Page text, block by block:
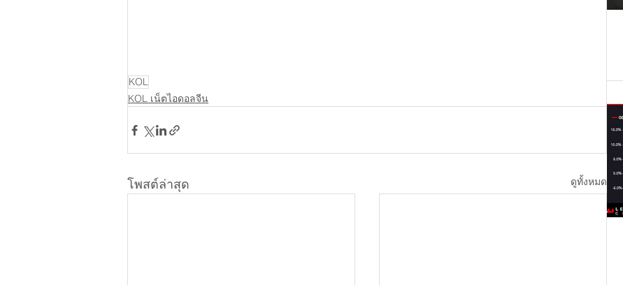
KOL
KOL เน็ตไอดอลจีน
โพสต์ล่าสุด ดูทั้งหมด